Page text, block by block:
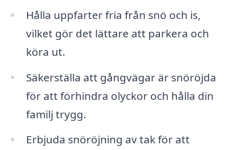
Hålla uppfarter fria från snö och is,
vilket gör det lättare att parkera och
köra ut.
Säkerställa att gångvägar är snöröjda
för att förhindra olyckor och hålla din
familj trygg.
Erbjuda snöröjning av tak för att